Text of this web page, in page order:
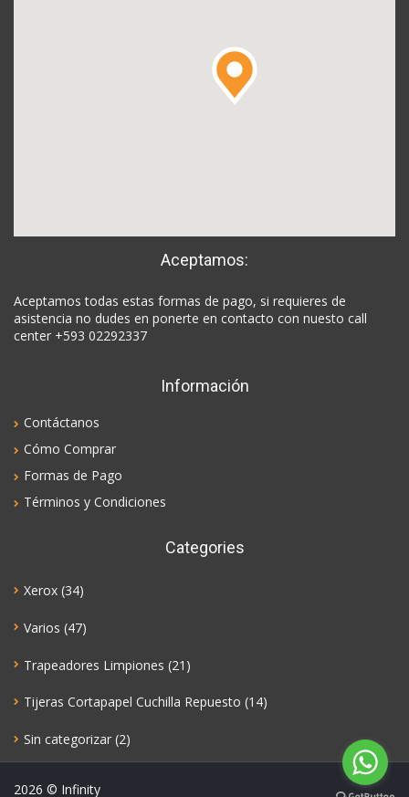
Aceptamos:
Aceptamos todas estas formas de pago, si requieres de
asistencia no dudes en ponerte en contacto con nuesto call
center +593 02292337
Información
Contáctanos
Cómo Comprar
Formas de Pago
Términos y Condiciones
Categories
Xerox (34)
Varios (47)
Trapeadores Limpiones (21)
Tijeras Cortapapel Cuchilla Repuesto (14)
Sin categorizar (2)
2026 © Infinity